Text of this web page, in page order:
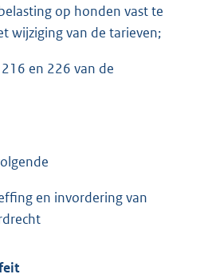
op honden vast te
wijziging van de tarieven;
en 226 van de
en invordering van